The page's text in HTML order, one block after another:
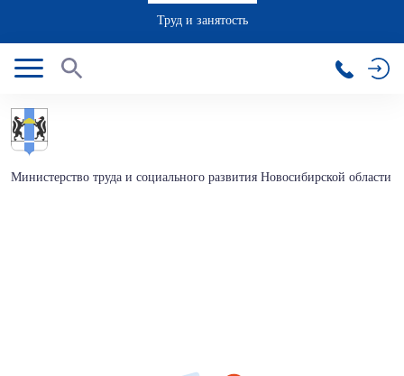
Труд и занятость
Министерство труда и социального развития Новосибирской области